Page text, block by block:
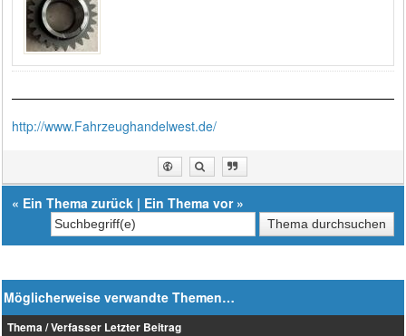
http://www.Fahrzeughandelwest.de/
« Ein Thema zurück | Ein Thema vor»
Möglicherweise verwandte Themen…
Thema / Verfasser Letzter Beitrag